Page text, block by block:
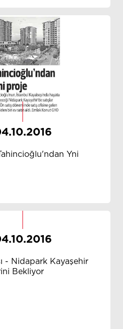
Yni
- Nidapark Kayaşehir
Bekliyor